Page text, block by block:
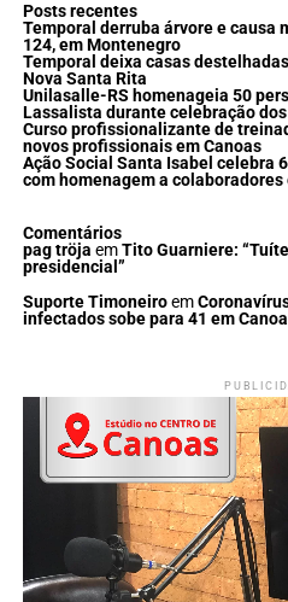
Posts recentes
Temporal derruba árvore e causa
124, em Montenegro
Temporal deixa casas
Nova Santa Rita
Unilasalle-RS homenageia 50
Lassalista durante celebração
Curso profissionalizante de
novos profissionais em Canoas
Ação Social Santa Isabel celebra
com homenagem a colaboradores
Comentários
pag tröja emTito Guarniere:
presidencial”
Suporte Timoneiroem
infectados sobe para 41 em